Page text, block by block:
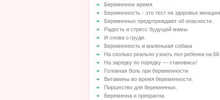
Беременное время.
Беременность - это тест на здоровье
Беременных предупреждают об опасности.
Радость и стресс будущей мамы.
И снова о груди.
Беременность и маленькая собака
На сколько реально узнать пол ребенка на
На зарядку по порядку — становись!
Головная боль при беременности
Витамины во время беременности.
Пиршество для беременных.
Беременна и прекрасна.